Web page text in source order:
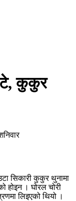
कुकुर
सिकारी कुकुर थुनामा
होइन । घोरल चोरी
लिइएको थियो ।